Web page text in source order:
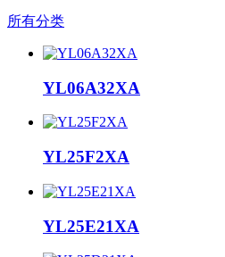
所有分类
YL06A32XA
YL25F2XA
YL25E21XA